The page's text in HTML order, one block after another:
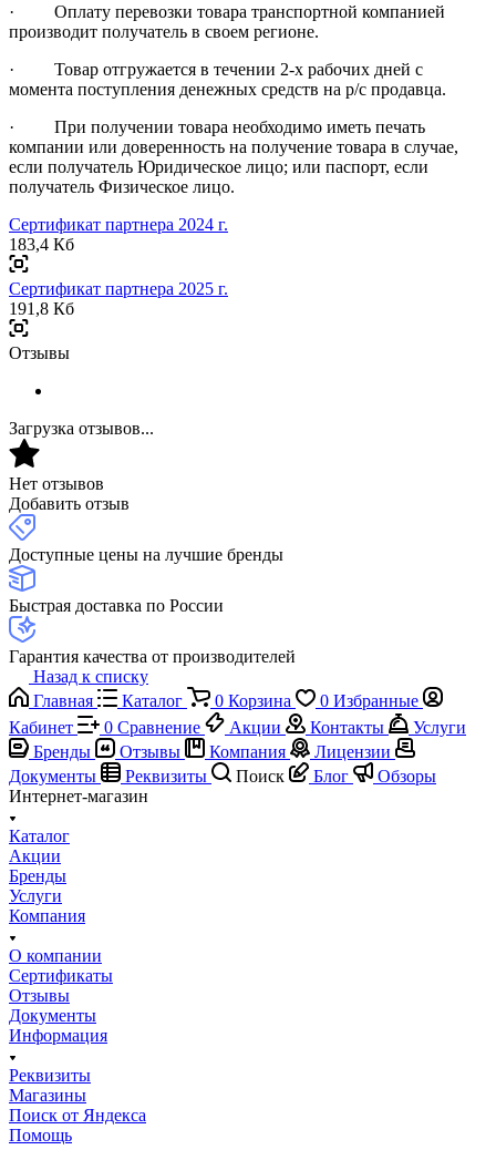
· Оплату перевозки товара транспортной компанией
производит получатель в своем регионе.
· Товар отгружается в течении 2-х рабочих дней с
момента поступления денежных средств на р/с продавца.
· При получении товара необходимо иметь печать
компании или доверенность на получение товара в случае,
если получатель Юридическое лицо; или паспорт, если
получатель Физическое лицо.
Сертификат партнера 2024 г.
183,4 Кб
Сертификат партнера 2025 г.
191,8 Кб
Отзывы
Загрузка отзывов...
Нет отзывов
Добавить отзыв
Доступные цены на лучшие бренды
Быстрая доставка по России
Гарантия качества от производителей
Назад к списку
Главная
Каталог 0 Корзина 0 Избранные
Кабинет
0 Сравнение Акции Контакты
Услуги
Бренды
Отзывы Компания
Лицензии
Документы
Реквизиты Поиск Блог
Обзоры
Интернет-магазин
Каталог
Акции
Бренды
Услуги
Компания
О компании
Сертификаты
Отзывы
Документы
Информация
Реквизиты
Магазины
Поиск от Яндекса
Помощь